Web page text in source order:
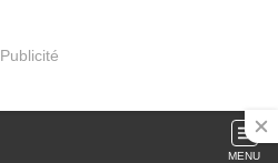
Publicité
MENU